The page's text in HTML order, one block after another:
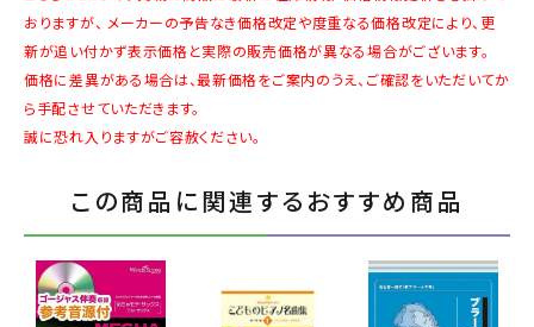
おりますが、 メーカーの予告なき価格改定や度重なる価格改定により、更
新が追い付かず表示価格と実際の販売価格が異なる場合がございます。
価格に差異がある場合は、最新価格をご案内のうえ、ご確認をいただいてか
ら手配させていただきます。
誠に恐れ入りますがご容赦ください。
この商品に関連するおすすめ商品